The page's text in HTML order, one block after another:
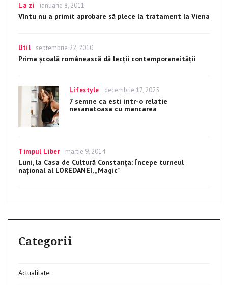
Categories
La zi
Posted
on
ianuarie 8, 2011
Vîntu nu a primit aprobare să plece la tratament la Viena
Categories
Util
Posted
on
septembrie 22, 2010
Prima școală românească dă lecţii contemporaneităţii
Categories
Lifestyle
Posted
on
decembrie 17, 2025
7 semne ca esti intr-o relatie
nesanatoasa cu mancarea
Categories
Timpul Liber
Posted
on
martie 9, 2014
Luni, la Casa de Cultură Constanţa: Începe turneul
naţional al LOREDANEI, „Magic”
Categorii
Actualitate